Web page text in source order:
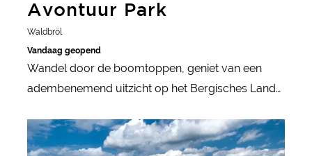
Avontuur Park
Waldbröl
Vandaag geopend
Wandel door de boomtoppen, geniet van een
adembenemend uitzicht op het Bergisches Land
mensen in de regio - het natuurbelevenispark
Panarbora met zijn boomtoppenwandeling is een
meer informatie